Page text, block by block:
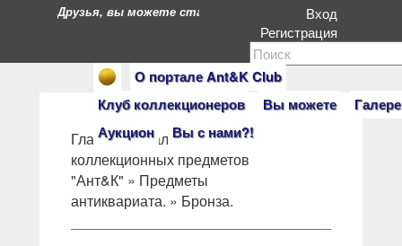
О портале Ant&K Club
Клуб коллекционеров
Вы можете
Аукцион
Вы с нами?!
Друзья, вы можете стать героями нашего портала.
Вход
Регистрация
Главная»Салон
коллекционных предметов
"Ант&К" » Предметы
антиквариата. » Бронза.